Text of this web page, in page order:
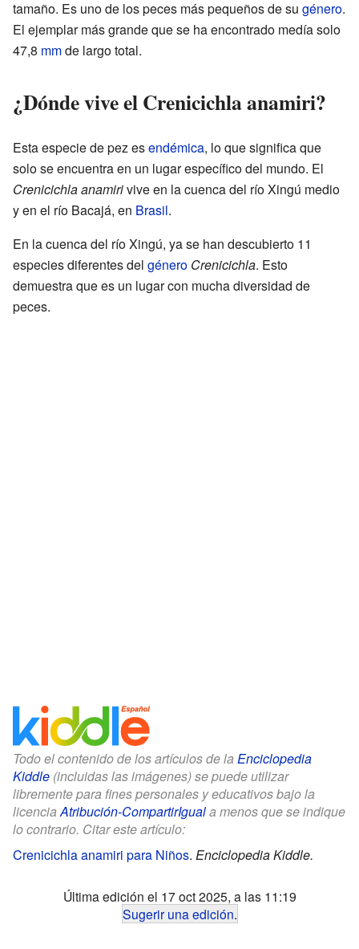
tamaño. Es uno de los peces más pequeños de su género.
El ejemplar más grande que se ha encontrado medía solo
47,8 mmde largo total.
¿Dónde vive el Crenicichla anamiri?
Esta especie de pez esendémica, lo que significa que
solo se encuentra en un lugar específico del mundo. El
Crenicichla anamirivive en la cuenca del río Xingú medio
y en el río Bacajá, en Brasil.
En la cuenca del río Xingú, ya se han descubierto 11
especies diferentes del género Crenicichla. Esto
demuestra que es un lugar con mucha diversidad de
peces.
Todo el contenido de los artículos de la Enciclopedia
Kiddle (incluidas las imágenes) se puede utilizar
libremente para fines personales y educativos bajo la
licenciaAtribución-CompartirIguala menos que se indique
lo contrario. Citar este artículo:
Crenicichla anamiri para Niños. Enciclopedia Kiddle.
Última edición el 17 oct 2025, a las 11:19
Sugerir una edición.